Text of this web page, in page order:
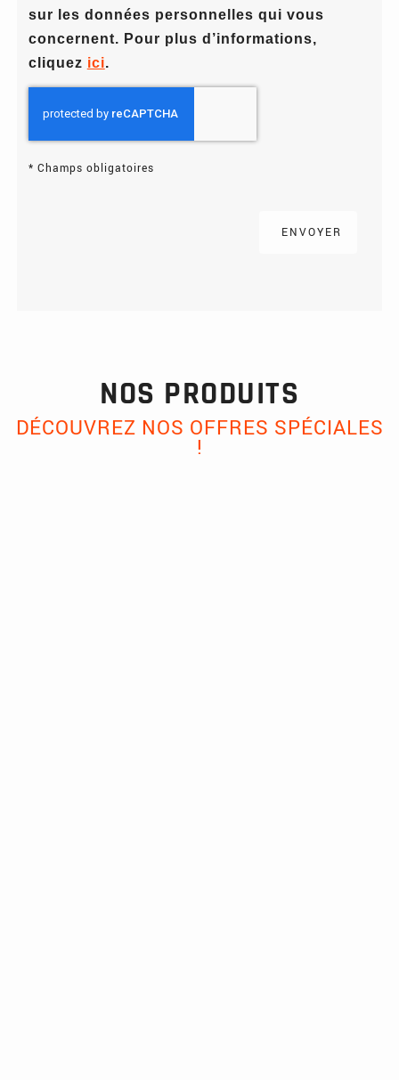
sur les données personnelles qui vous
concernent. Pour plus d’informations,
cliquez ici.
* Champs obligatoires
NOS PRODUITS
DÉCOUVREZ NOS OFFRES SPÉCIALES
!